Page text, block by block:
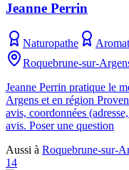
Jeanne Perrin
Naturopathe
Roquebrune-sur-
Jeanne Perrin pratique le
Argens et en région
avis, coordonnées
avis. Poser une question
Aussi à Roquebrune-sur-
14